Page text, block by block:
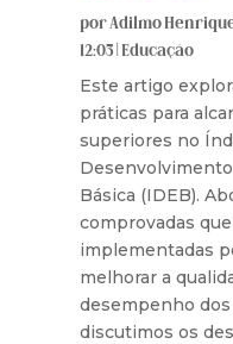
porAdilmo
12:03 |Educação
Este artigo
práticas para
superiores no
Básica (IDEB).
comprovadas
implementadas
melhorar a
desempenho
discutimos os